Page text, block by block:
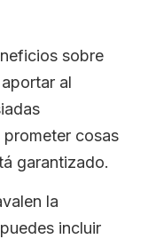
sobre
al
cosas
garantizado.
la
incluir